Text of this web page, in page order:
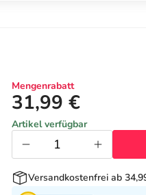
Mengenrabatt
31,99 €
Artikel verfügbar
Versandkostenfrei ab